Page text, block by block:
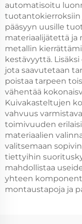
automatisoitu
tuotantokierroksiin
pääsyyn uusille
materiaalijätettä ja
metallin
kestävyyttä.
jota saavutetaan
poistaa tarpeen
vähentää
Kuivakasteltujen
vahvuus
toimivuuden
materiaalien
valitsemaan
tiettyihin
mahdollistaa
yhteen
montaustapoja ja